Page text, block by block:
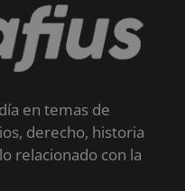
en temas de
derecho, historia
relacionado con la